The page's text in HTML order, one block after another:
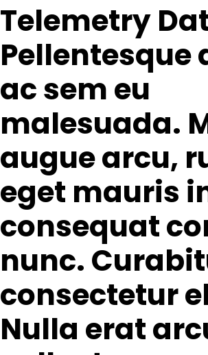
Telemetry
Pellentesque
ac sem eu
malesuada.
augue arcu,
eget mauris
consequat
nunc.
consectetur
Nulla erat